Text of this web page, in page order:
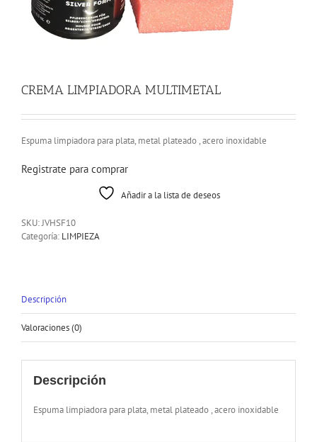
CREMA LIMPIADORA MULTIMETAL
Espuma limpiadora para plata, metal plateado , acero inoxidable
Registrate para comprar
Añadir a la lista de deseos
SKU:JVHSF10
Categoría: LIMPIEZA
Descripción
Valoraciones (0)
Descripción
Espuma limpiadora para plata, metal plateado , acero inoxidable